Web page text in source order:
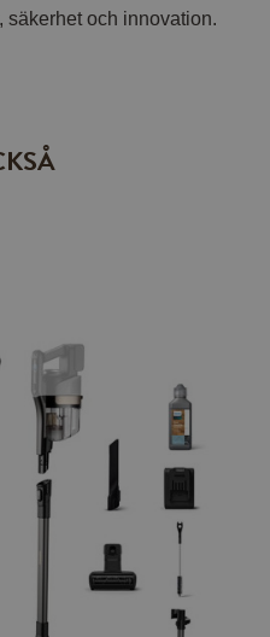
säkerhet och innovation.